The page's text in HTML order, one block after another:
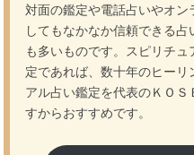
対面の鑑定や電話占いやオン
してもなかなか信頼できる
も多いものです。スピリチ
定であれば、数十年のヒーリ
アル占い鑑定を代表のＫＯＳ
すからおすすめです。